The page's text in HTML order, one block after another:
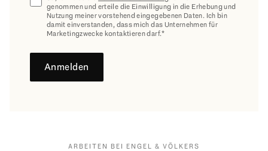
genommen und erteile die Einwilligung in die Erhebung und
Nutzung meiner vorstehend eingegebenen Daten. Ich bin
damit einverstanden, dass mich das Unternehmen für
Marketingzwecke kontaktieren darf.*
Anmelden
ARBEITEN BEI ENGEL & VÖLKERS